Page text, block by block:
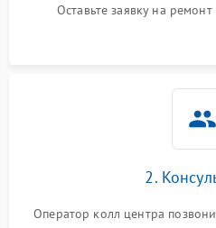
Оставьте заявку на
2.
Оператор колл центра